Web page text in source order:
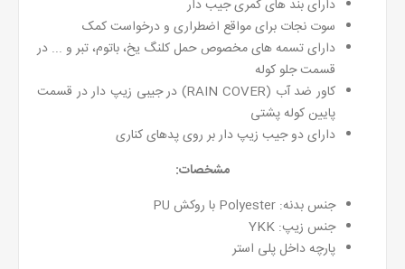
دارای بند های کمری جیب دار
سوت نجات برای مواقع اضطراری و درخواست کمک
دارای تسمه های مخصوص حمل کلنگ یخ، باتوم، تبر و ... در
قسمت جلو کوله
کاور ضد آب (RAIN COVER) در جیبی زیپ دار در قسمت
پایین کوله پشتی
دارای دو جیب زیپ دار بر روی پدهای کناری
مشخصات:
جنس بدنه: Polyester با روکش PU
جنس زیپ: YKK
پارچه داخل پلی استر